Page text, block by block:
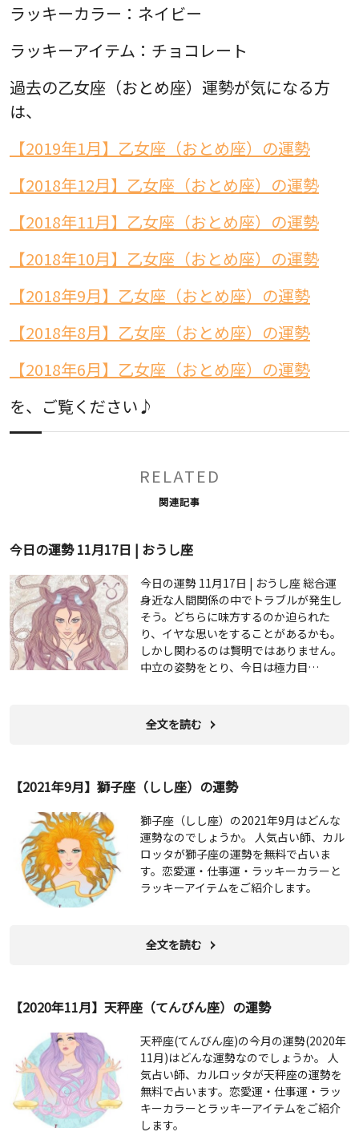
ラッキーカラー：ネイビー
ラッキーアイテム：チョコレート
過去の乙女座（おとめ座）運勢が気になる方
は、
【2019年1月】乙女座（おとめ座）の運勢
【2018年12月】乙女座（おとめ座）の運勢
【2018年11月】乙女座（おとめ座）の運勢
【2018年10月】乙女座（おとめ座）の運勢
【2018年9月】乙女座（おとめ座）の運勢
【2018年8月】乙女座（おとめ座）の運勢
【2018年6月】乙女座（おとめ座）の運勢
を、ご覧ください♪
RELATED
関連記事
今日の運勢 11月17日 | おうし座
今日の運勢 11月17日 | おうし座 総合運
身近な人間関係の中でトラブルが発生し
そう。どちらに味方するのか迫られた
り、イヤな思いをすることがあるかも。
しかし関わるのは賢明ではありません。
中立の姿勢をとり、今日は極力目…
全文を読む
【2021年9月】獅子座（しし座）の運勢
獅子座（しし座）の2021年9月はどんな
運勢なのでしょうか。 人気占い師、カル
ロッタが獅子座の運勢を無料で占いま
す。恋愛運・仕事運・ラッキーカラーと
ラッキーアイテムをご紹介します。
全文を読む
【2020年11月】天秤座（てんびん座）の運勢
天秤座(てんびん座)の今月の運勢(2020年
11月)はどんな運勢なのでしょうか。 人
気占い師、カルロッタが天秤座の運勢を
無料で占います。恋愛運・仕事運・ラッ
キーカラーとラッキーアイテムをご紹介
します。